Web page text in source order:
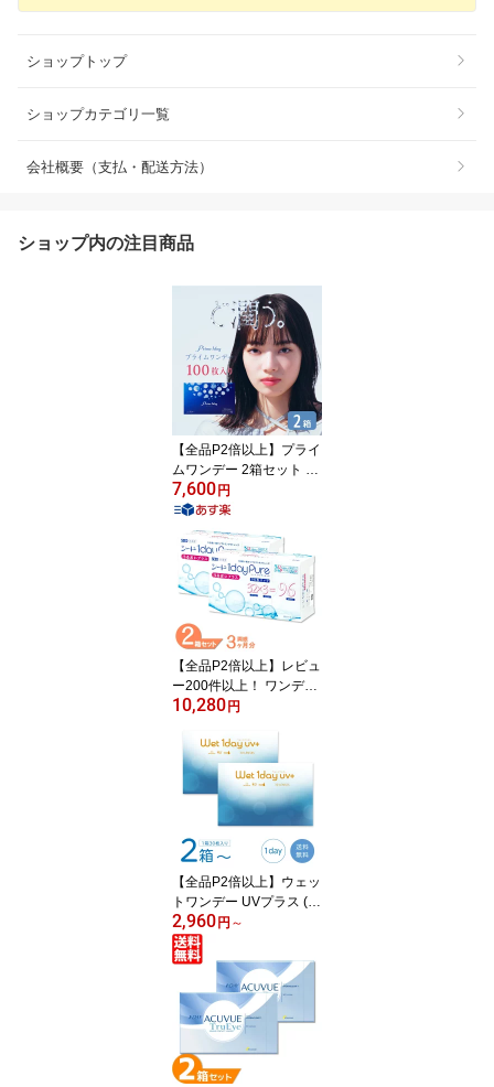
ショップトップ
ショップカテゴリ一覧
会社概要（支払・配送方法）
ショップ内の注目商品
【全品P2倍以上】プライ
ムワンデー 2箱セット (1
箱100枚) アイレ コンタ
クトレンズ ワンデー ボ
リュームパック 1日使い
捨て コンタクト クリア
レンズ UVカット MPCポ
リマー配合 含水率58%
送料無料 prime 1day
7,600円
【全品P2倍以上】レビュ
ー200件以上！ ワンデー
ピュアうるおいプラス 2
ド コンタクトレンズ 1日
使い捨て コンタクト ワ
ンデー ワンデーピュア
うるおいプラス 1dayPur
e 国産 うるおい 近視 最
短即日発送 送料無料
10,280円
【全品P2倍以上】ウェッ
トワンデー UVプラス (1
箱30枚) コンタクトレン
ズ ワンデー wet1day UV
+ うるおい MPCポリマー
紫外線カット メール便発
送 まとめ買い 送料無料
2,960円 ～